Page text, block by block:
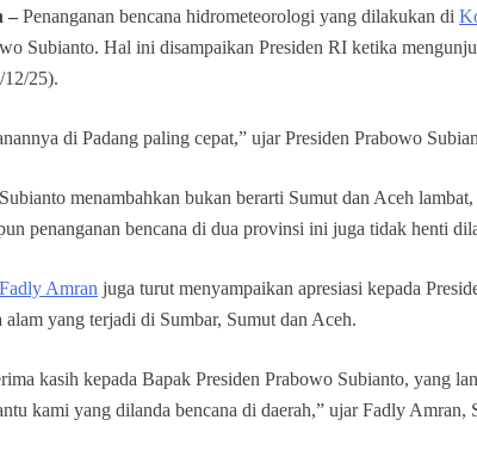
– Penanganan bencana hidrometeorologi yang dilakukan di
Subianto. Hal ini disampaikan Presiden RI ketika
12/25).
di Padang paling cepat,” ujar Presiden Prabowo
menambahkan bukan berarti Sumut dan Aceh
penanganan bencana di dua provinsi ini juga tidak henti
Fadly Amran juga turut menyampaikan apresiasi kepada
alam yang terjadi di Sumbar, Sumut dan Aceh.
kasih kepada Bapak Presiden Prabowo Subianto, yang
kami yang dilanda bencana di daerah,” ujar Fadly Amran,